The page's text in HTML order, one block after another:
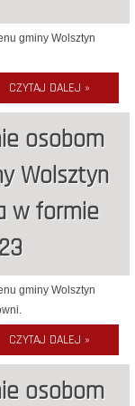
gminy Wolsztyn
CZYTAJ DALEJ »
osobom
Wolsztyn
w formie
gminy Wolsztyn
CZYTAJ DALEJ »
osobom